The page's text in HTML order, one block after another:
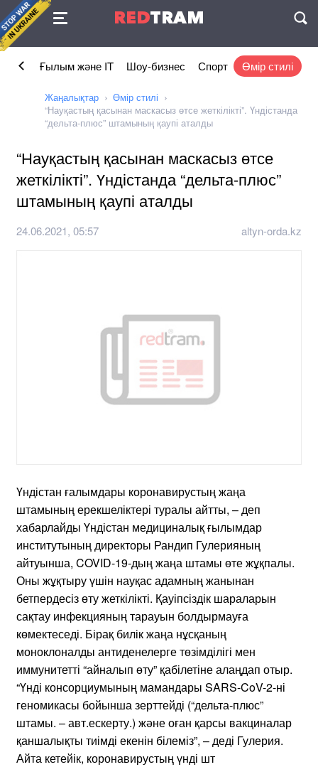
REDTRAM
Келісімі
Ғылым және IT Шоу-бизнес Спорт Өмір стилі
Жаңалықтар
Өмір стилі
“Науқастың қасынан маскасыз өтсе жеткілікті”. Үндістанда
“дельта-плюс” штамының қаупі аталды
“Науқастың қасынан маскасыз өтсе
жеткілікті”. Үндістанда “дельта-плюс”
штамының қаупі аталды
24.06.2021, 05:57 altyn-orda.kz
Үндістан ғалымдары коронавирустың жаңа
штамының ерекшеліктері туралы айтты, – деп
хабарлайды Үндістан медициналық ғылымдар
институтының директоры Рандип Гулерияның
айтуынша, COVID-19-дың жаңа штамы өте жұқпалы.
Оны жұқтыру үшін науқас адамның жанынан
бетпердесіз өту жеткілікті. Қауіпсіздік шараларын
сақтау инфекцияның тарауын болдырмауға
көмектеседі. Бірақ билік жаңа нұсқаның
моноклоналды антиденелерге төзімділігі мен
иммунитетті “айналып өту” қабілетіне алаңдап отыр.
“Үнді консорциумының мамандары SARS-CoV-2-ні
геномикасы бойынша зерттейді (“дельта-плюс”
штамы. – авт.ескерту.) және оған қарсы вакциналар
қаншалықты тиімді екенін білеміз”, – деді Гулерия.
Айта кетейік, коронавирустың үнді шт